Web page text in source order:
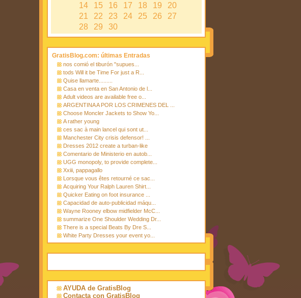
14
15 16 17 18 19
20
21
22 23 24 25 26
27
28
29 30
GratisBlog.com: últimas Entradas
nos comió el tiburón "supues...
tods Will it be Time For just a R...
Quise llamarte.........
Casa en venta en San Antonio de l...
Adult videos are available free o...
ARGENTINA A POR LOS CRIMENES DEL ...
Choose Moncler Jackets to Show Yo...
A rather young
ces sac à main lancel qui sont ut...
Manchester City crisis defensor! ...
Dresses 2012 create a turban-like
Comentario de Ministerio en autob...
UGG monopoly, to provide complete...
Xxiii, pappagallo
Lorsque vous êtes retourné ce sac...
Acquiring Your Ralph Lauren Shirt...
Quicker Eating on foot insurance ...
Capacidad de auto-publicidad máqu...
Wayne Rooney elbow midfielder McC...
summarize One Shoulder Wedding Dr...
There is a special Beats By Dre S...
White Party Dresses your event yo...
AYUDA de GratisBlog
Contacta con GratisBlog